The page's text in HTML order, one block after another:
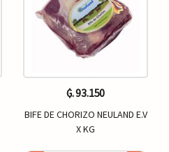
₲. 93.150
BIFE DE CHORIZO NEULAND E.V
X KG